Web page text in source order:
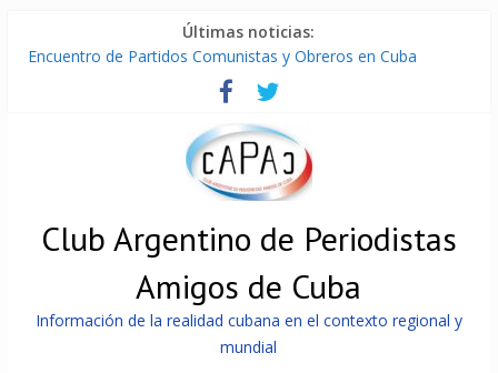
Últimas noticias:
Encuentro de Partidos Comunistas y Obreros en Cuba
Díaz-Canel: «Cuba no tiene que adoctrinar a nadie, no tiene
que exportar ideas; es la historia la que imparte lecciones»
Entregan en Cuba equipos fotovoltaicos a familias con niños
ONU gestiona con “varios países interesados” envío de
Cuba, la «Gaza silenciosa»
Club Argentino de Periodistas
Amigos de Cuba
Información de la realidad cubana en el contexto regional y
mundial